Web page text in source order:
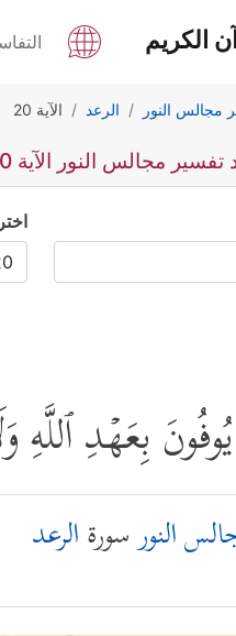
الكريم
مجالس النور الرعد الآية 20
مجالس النور الآية 20
بِعَهۡدِ ٱللَّهِ
النورسورةالرعد